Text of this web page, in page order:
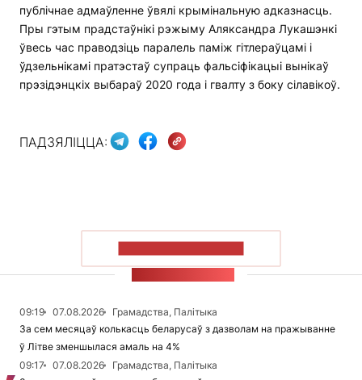
публічнае адмаўленне ўвялі крымінальную адказнасць.
Пры гэтым прадстаўнікі рэжыму Аляксандра Лукашэнкі
ўвесь час праводзіць паралель паміж гітлераўцамі і
ўдзельнікамі пратэстаў супраць фальсіфікацыі вынікаў
прэзідэнцкіх выбараў 2020 года і гвалту з боку сілавікоў.
ПАДЗЯЛІЦЦА:
09:19 07.08.2026
Грамадства, Палітыка
За сем месяцаў колькасць беларусаў з дазволам на пражыванне
ў Літве зменшылася амаль на 4%
09:17
07.08.2026
Грамадства, Палітыка